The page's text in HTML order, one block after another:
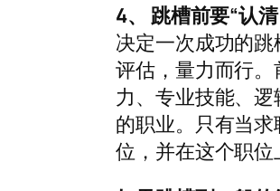
4、 跳槽前要“认
决定一次成功的
评估，量力而行
力、专业技能、
的职业。只有当
位，并在这个职位